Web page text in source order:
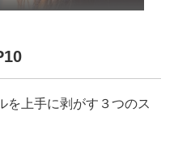
を上手に剥がす３つのス